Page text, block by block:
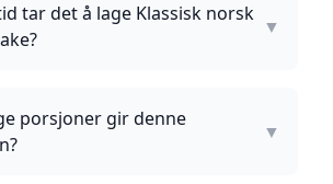
tar det å lage Klassisk norsk
▼
porsjoner gir denne
▼